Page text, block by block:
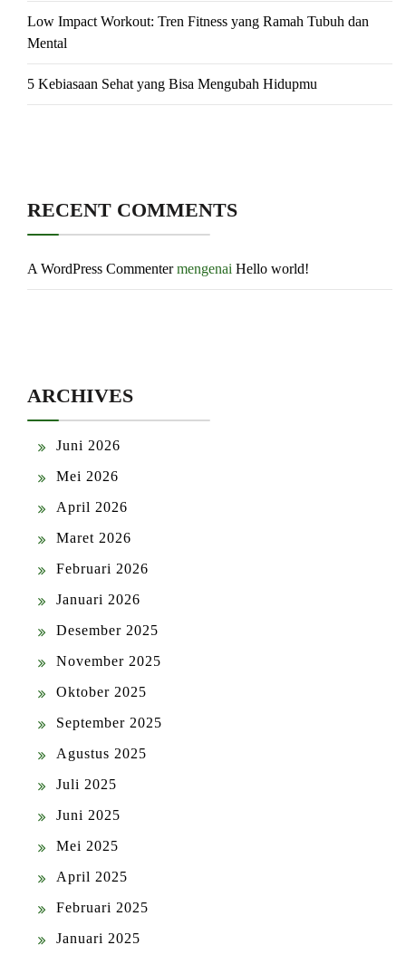
Low Impact Workout: Tren Fitness yang Ramah Tubuh dan
Mental
5 Kebiasaan Sehat yang Bisa Mengubah Hidupmu
RECENT COMMENTS
A WordPress Commentermengenai Hello world!
ARCHIVES
Juni 2026
Mei 2026
April 2026
Maret 2026
Februari 2026
Januari 2026
Desember 2025
November 2025
Oktober 2025
September 2025
Agustus 2025
Juli 2025
Juni 2025
Mei 2025
April 2025
Februari 2025
Januari 2025